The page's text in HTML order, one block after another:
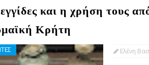
και η χρήση τους
Κρήτη
Ελένη